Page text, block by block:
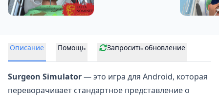
Описание Помощь Запросить обновление
Surgeon Simulator— это игра для Android, которая
переворачивает стандартное представление о